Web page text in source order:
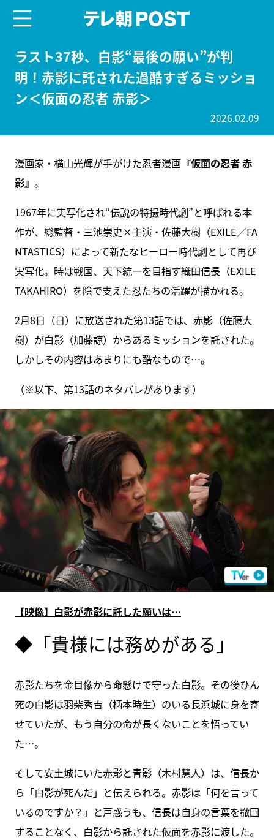
ラスト37秒、白影“最後の願い”が判
明！赤影に託された過酷すぎるミッショ
ン＜仮面の忍者 赤影＞
2026.02.09
漫画家・横山光輝が手がけた忍者漫画『仮面の忍者 赤
影』。
1967年に実写化され“伝説の特撮時代劇”と呼ばれる本
作が、総監督・三池崇史×主演・佐藤大樹（EXILE／FA
NTASTICS）によって新たなヒーロー時代劇として再び
実写化。時は戦国、天下統一を目指す織田信長（EXILE
TAKAHIRO）を陰で支えた忍たちの活躍が描かれる。
2月8日（日）に放送された第13話では、赤影（佐藤大
樹）が白影（加藤諒）からあるミッションを託された。
しかしその内容はあまりにも酷なもので…。
（※以下、第13話のネタバレがあります）
【映像】白影が赤影に託した願いは…
◆「貴様には務めがある」
赤影たちを金目像から命懸けで守った白影。その後ひん
死の白影は羽柴秀吉（柄本時生）のいる長浜城に身を寄
せていたが、もう自分の命が長くないことを悟ってい
た…。
そして安土城にいた赤影と青影（木村慧人）は、信長か
ら「白影が死んだ」と伝えられる。赤影は「何を言って
いるのですか？」と戸惑うも、信長は自身の言葉を撤回
することなく、白影から託された仮面を赤影に渡した。